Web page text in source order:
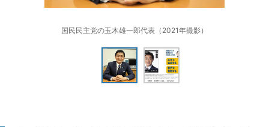
国民民主党の玉木雄一郎代表（2021年撮影）